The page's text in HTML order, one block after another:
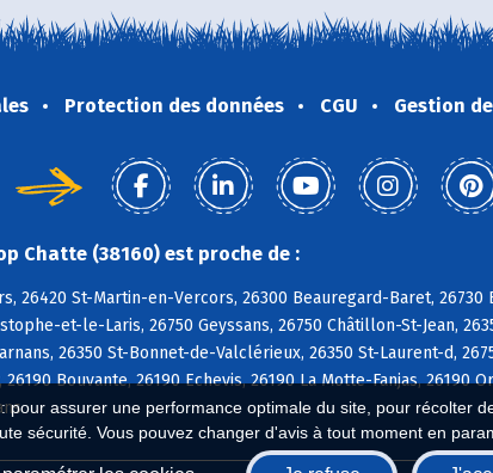
assurer une performance optimale du site, pour récolter
sécurité. Vous pouvez changer d'avis à tout moment en
Protection des données CGU Gestion
Chatte (38160) est proche de :
26420 St-Martin-en-Vercors, 26300 Beauregard-Baret, 26730
et-le-Laris, 26750 Geyssans, 26750 Châtillon-St-Jean,
26350 St-Bonnet-de-Valclérieux, 26350 St-Laurent-d,
Bouvante, 26190 Echevis, 26190 La Motte-Fanjas, 26190